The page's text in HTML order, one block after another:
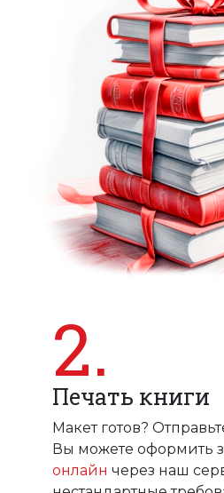
2.
Печать книги
Макет готов?
Вы можете оформить
онлайн через наш
материалы по
Начать печать